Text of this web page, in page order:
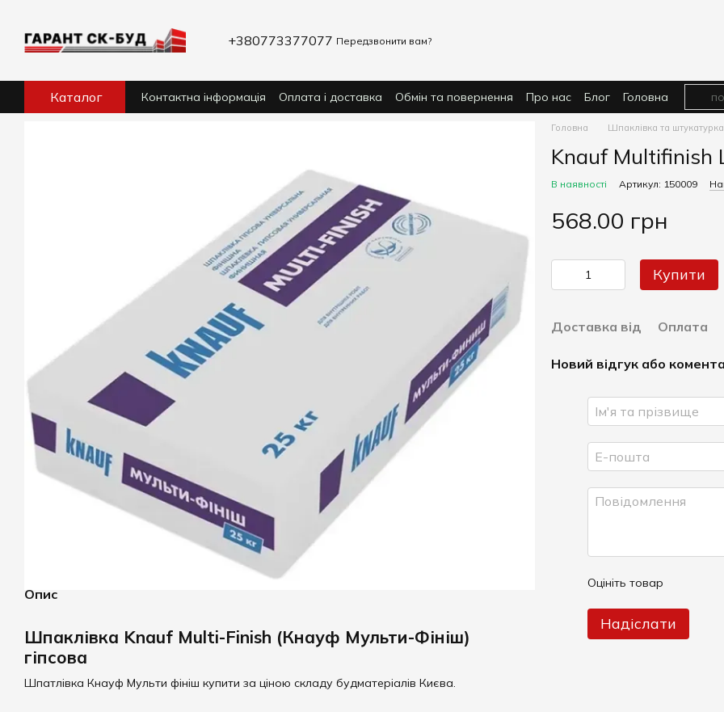
+380773377077 Передзвонити вам?
Каталог Контактна інформація Оплата і доставка Обмін та повернення Про нас Блог Головна
Опис
Шпаклівка Knauf Multi-Finish (Кнауф Мульти-Фініш)
гіпсова
Шпатлівка Кнауф Мульти фініш купити за ціною складу будматеріалів Києва.
Головна Шпаклівка та штукатурка
Knauf Multifinish
В наявності Артикул: 150009
568.00 грн
Купити
Доставка від Оплата
Новий відгук або
Оцініть товар
Надіслати